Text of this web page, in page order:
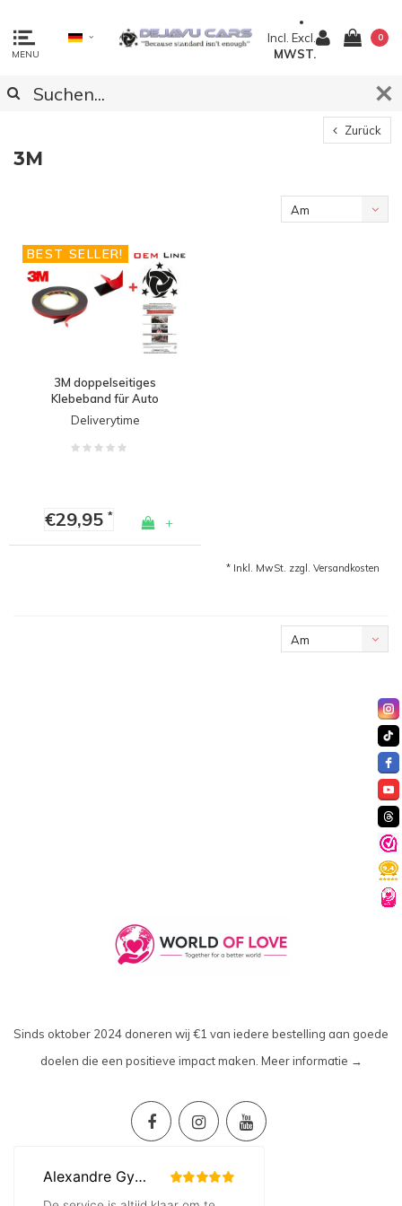
MENU
Incl. Excl.
MWST.
0
Zurück
3M
Am
BEST SELLER!
3M doppelseitiges
Klebeband für Auto
Tuning & Spoilers
Deliverytime
€29,95* +
* Inkl. MwSt. zzgl. Versandkosten
Am
Sinds oktober 2024 doneren wij €1 van iedere bestelling aan goede
doelen die een positieve impact maken. Meer informatie →